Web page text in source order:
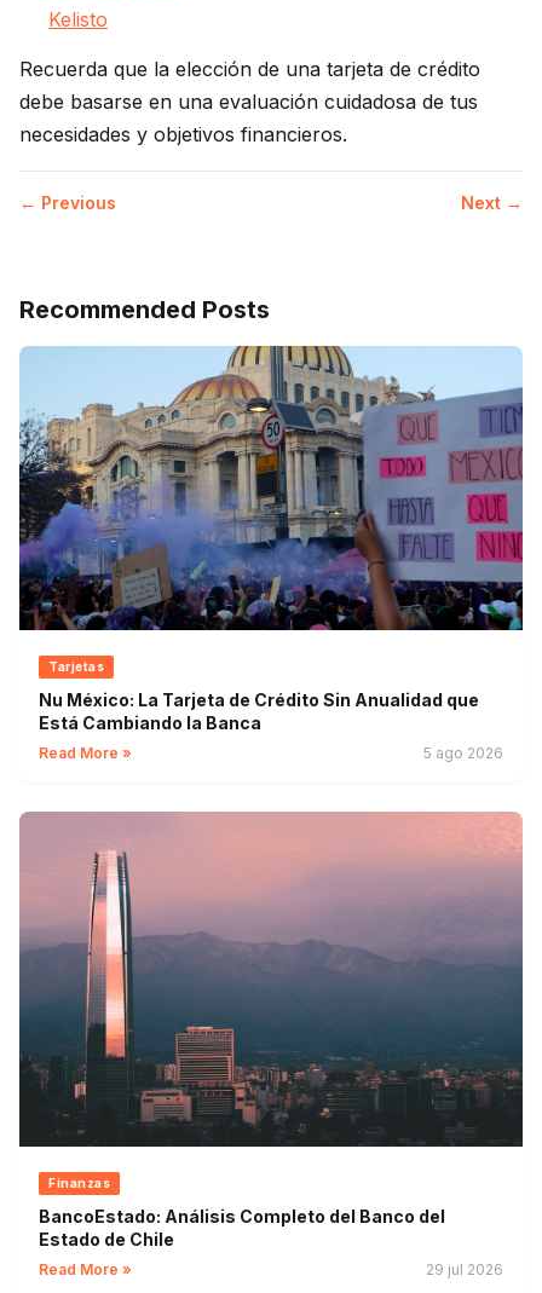
Kelisto
Recuerda que la elección de una tarjeta de crédito
debe basarse en una evaluación cuidadosa de tus
necesidades y objetivos financieros.
← Previous Next →
Recommended Posts
Tarjetas
Nu México: La Tarjeta de Crédito Sin Anualidad que
Está Cambiando la Banca
Read More » 5 ago 2026
Finanzas
BancoEstado: Análisis Completo del Banco del
Estado de Chile
Read More » 29 jul 2026